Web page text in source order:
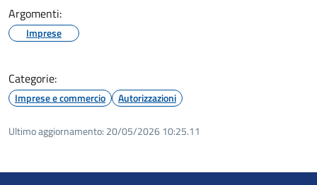
Argomenti:
Imprese
Categorie:
Imprese e commercio Autorizzazioni
Ultimo aggiornamento: 20/05/2026 10:25.11